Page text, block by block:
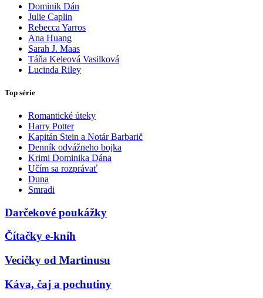
Dominik Dán
Julie Caplin
Rebecca Yarros
Ana Huang
Sarah J. Maas
Táňa Keleová Vasilková
Lucinda Riley
Top série
Romantické úteky
Harry Potter
Kapitán Stein a Notár Barbarič
Denník odvážneho bojka
Krimi Dominika Dána
Učím sa rozprávať
Duna
Smradi
Darčekové poukážky
Čítačky e-kníh
Vecičky od Martinusu
Káva, čaj a pochutiny